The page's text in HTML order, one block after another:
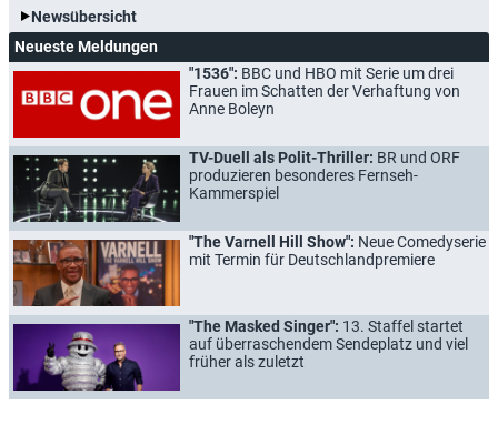
Newsübersicht
Neueste Meldungen
"1536": BBC und HBO mit Serie um drei
Frauen im Schatten der Verhaftung von
Anne Boleyn
TV-Duell als Polit-Thriller: BR und ORF
produzieren besonderes Fernseh-
Kammerspiel
"The Varnell Hill Show": Neue Comedyserie
mit Termin für Deutschlandpremiere
"The Masked Singer": 13. Staffel startet
auf überraschendem Sendeplatz und viel
früher als zuletzt